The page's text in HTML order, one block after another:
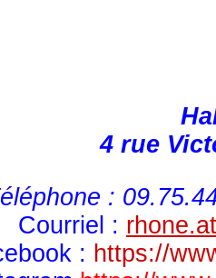
4 rue
:
Courriel :
: https://